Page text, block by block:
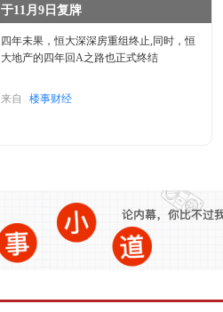
于11月9日复牌
四年未果，恒大深深房重组终止,同时，恒
大地产的四年回A之路也正式终结
来自 楼事财经